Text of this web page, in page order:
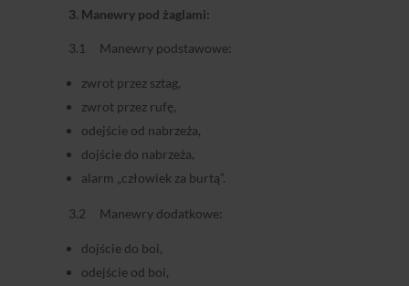
3. Manewry pod żaglami:
3.1 Manewry podstawowe:
zwrot przez sztag,
zwrot przez rufę,
odejście od nabrzeża,
dojście do nabrzeża,
alarm „człowiek za burtą”.
3.2 Manewry dodatkowe:
dojście do boi,
odejście od boi,